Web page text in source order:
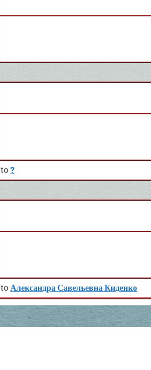
to?
to Александра Савельевна Киденко